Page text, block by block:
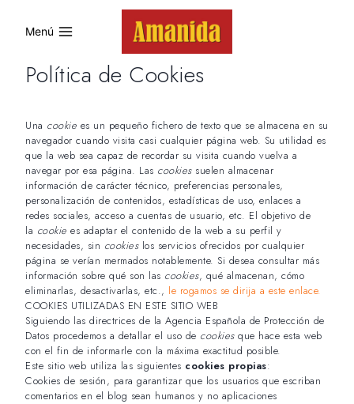
Menú
Política de Cookies
Una cookie es un pequeño fichero de texto que se almacena en su
navegador cuando visita casi cualquier página web. Su utilidad es
que la web sea capaz de recordar su visita cuando vuelva a
navegar por esa página. Las cookiessuelen almacenar
información de carácter técnico, preferencias personales,
personalización de contenidos, estadísticas de uso, enlaces a
redes sociales, acceso a cuentas de usuario, etc. El objetivo de
la cookie es adaptar el contenido de la web a su perfil y
necesidades, sin cookieslos servicios ofrecidos por cualquier
página se verían mermados notablemente. Si desea consultar más
información sobre qué son las cookies, qué almacenan, cómo
eliminarlas, desactivarlas, etc., le rogamos se dirija a este enlace.
COOKIES UTILIZADAS EN ESTE SITIO WEB
Siguiendo las directrices de la Agencia Española de Protección de
Datos procedemos a detallar el uso de cookiesque hace esta web
con el fin de informarle con la máxima exactitud posible.
Este sitio web utiliza las siguientes cookies propias:
Cookies de sesión, para garantizar que los usuarios que escriban
comentarios en el blog sean humanos y no aplicaciones